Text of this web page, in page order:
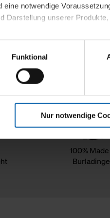
notwendige
Darstellung unserer
Anzeigen und
Zwecke zur Analyse
übermitteln wir in
wir alle Cookies und Web-
Schaltflächen können Sie
Funktional
Nur notwendige
100%